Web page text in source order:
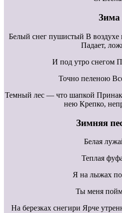
Зима
Белый снег пушистый В
Падает,
И под утро снегом
Точно пеленою
Темный лес — что шапкой
нею Крепко,
Зимняя
Белая
Теплая
Я на лыжах
Ты меня
На березках снегири Ярче